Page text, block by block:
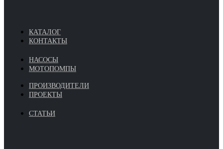
КАТАЛОГ
КОНТАКТЫ
НАСОСЫ
МОТОПОМПЫ
ПРОИЗВОДИТЕЛИ
ПРОЕКТЫ
СТАТЬИ